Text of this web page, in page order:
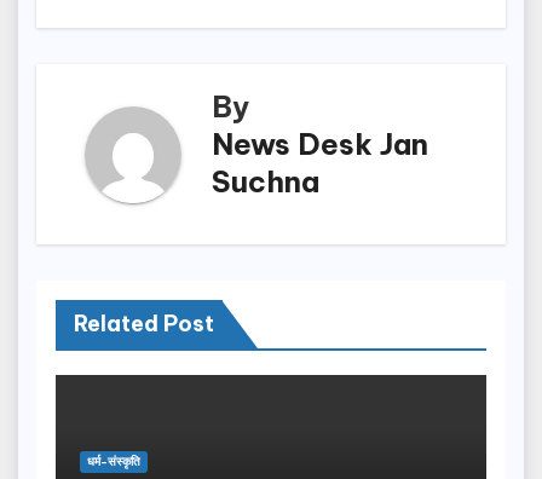
By
News Desk Jan
Suchna
Related Post
धर्म-संस्कृति